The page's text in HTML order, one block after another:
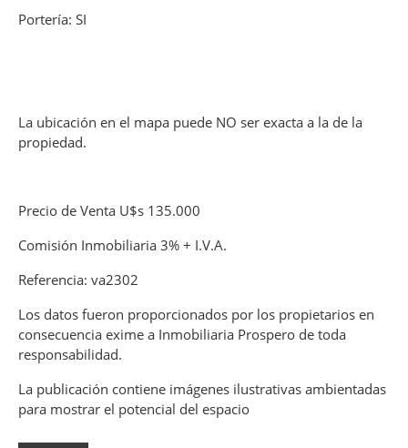
Portería: SI
La ubicación en el mapa puede NO ser exacta a la de la
propiedad.
Precio de Venta U$s 135.000
Comisión Inmobiliaria 3% + I.V.A.
Referencia: va2302
Los datos fueron proporcionados por los propietarios en
consecuencia exime a Inmobiliaria Prospero de toda
responsabilidad.
La publicación contiene imágenes ilustrativas ambientadas
para mostrar el potencial del espacio